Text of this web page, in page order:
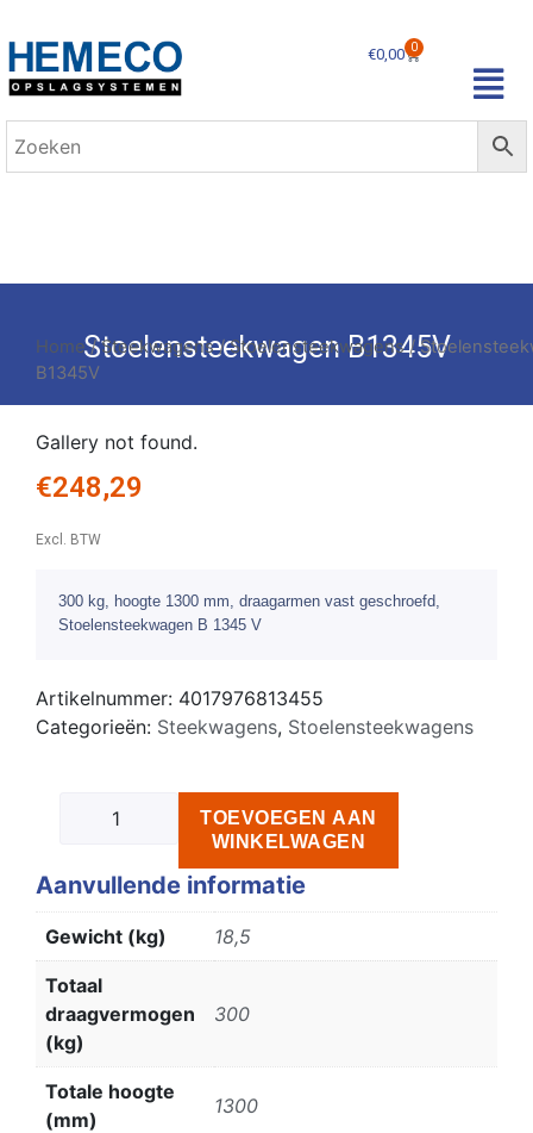
€0,00 0
Stoelensteekwagen B1345V
Home/Steekwagens/Stoelensteekwagens/
B1345V
Gallery not found.
€248,29
Excl. BTW
300 kg, hoogte 1300 mm, draagarmen vast geschroefd,
Stoelensteekwagen B 1345 V
Artikelnummer: 4017976813455
Categorieën: Steekwagens, Stoelensteekwagens
TOEVOEGEN AAN
WINKELWAGEN
Aanvullende informatie
Gewicht (kg) 18,5
Totaal
draagvermogen
(kg)
300
Totale hoogte
(mm)
1300